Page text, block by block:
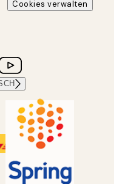
Cookies verwalten